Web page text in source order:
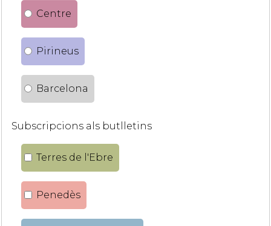
Centre
Pirineus
Barcelona
Subscripcions als butlletins
Terres de l'Ebre
Penedès